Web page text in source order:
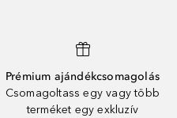
Prémium ajándékcsomagolás
Csomagoltass egy vagy több
terméket egy exkluzív